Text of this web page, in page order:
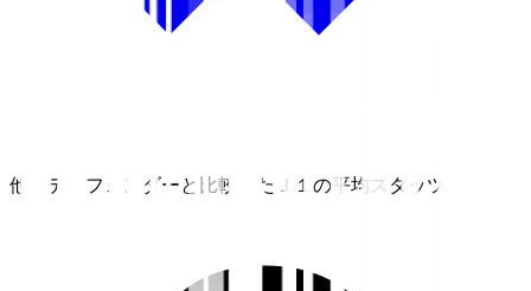
他のディフェンダーと比較したＪ１の平均スタッツ